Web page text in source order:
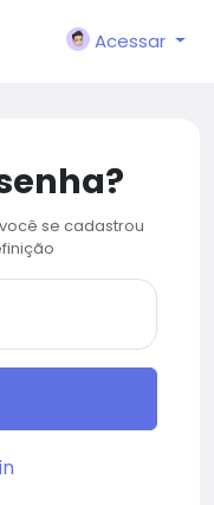
Acessar
se cadastrou